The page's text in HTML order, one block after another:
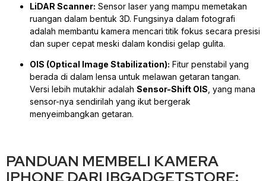
LiDAR Scanner: Sensor laser yang mampu memetakan
ruangan dalam bentuk 3D. Fungsinya dalam fotografi
adalah membantu kamera mencari titik fokus secara presisi
dan super cepat meski dalam kondisi gelap gulita.
OIS (Optical Image Stabilization): Fitur penstabil yang
berada di dalam lensa untuk melawan getaran tangan.
Versi lebih mutakhir adalah Sensor-Shift OIS , yang mana
sensor-nya sendirilah yang ikut bergerak
menyeimbangkan getaran.
PANDUAN MEMBELI KAMERA
IPHONE DARI IBGADGETSTORE: